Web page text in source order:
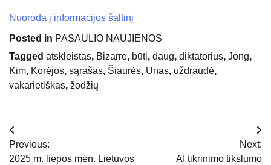
Nuoroda į informacijos šaltinį
Posted in PASAULIO NAUJIENOS
Tagged atskleistas, Bizarre, būti, daug, diktatorius, Jong,
Kim, Korėjos, sąrašas, Šiaurės, Unas, uždraudė,
vakarietiškas, žodžių
Navigacija
tarp
Previous:
2025 m. liepos mėn. Lietuvos
Next:
AI tikrinimo tikslumo